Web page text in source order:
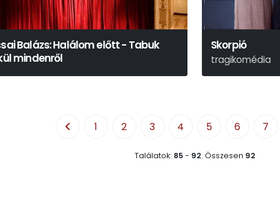
Balázs: Halálom előtt - Tabuk
mindenről
Skorpió
tragikomédia
Kerékgyártó István
1 2 3 4 5 6 7
Találatok: 85 - 92. Összesen 92